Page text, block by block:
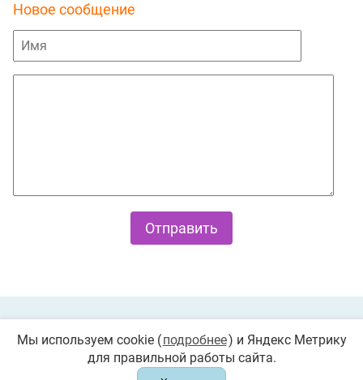
Новое сообщение
© 2026 «Играемся». Все права защищены. Любое
Мы используем cookie (подробнее) и Яндекс Метрику
для правильной работы сайта.